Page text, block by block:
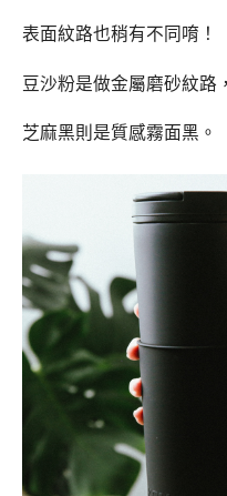
表面紋路也稍有不同唷！
豆沙粉是做金屬磨砂紋路，
芝麻黑則是質感霧面黑。